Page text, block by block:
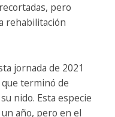
pero
rehabilitación
jornada de 2021
terminó de
nido. Esta especie
año, pero en el